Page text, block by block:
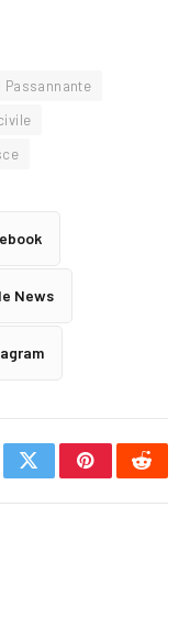
Passannante
News
TwitterPinterest